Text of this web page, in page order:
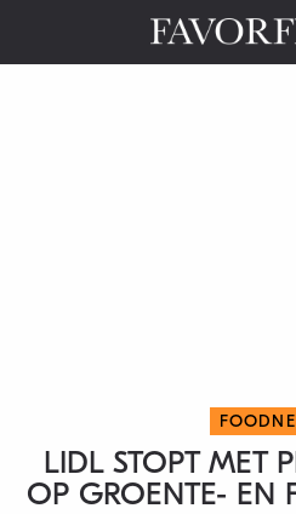
LIDL STOPT MET
OP GROENTE- EN